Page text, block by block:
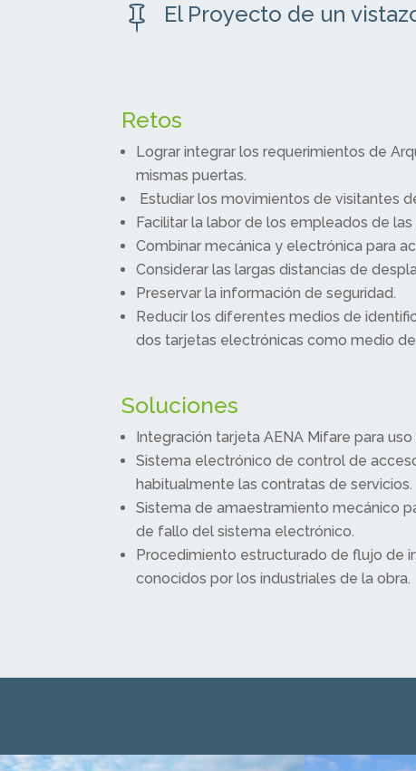
 El Proyecto de un
Retos
Lograr integrar los requerimientos de
mismas puertas.
Estudiar los movimientos de visitantes
Facilitar la labor de los empleados de
Combinar mecánica y electrónica para
Considerar las largas distancias de
Preservar la información de seguridad.
Reducir los diferentes medios de
dos tarjetas electrónicas como medio
Soluciones
Integración tarjeta AENA Mifare para
Sistema electrónico de control de
habitualmente las contratas de servicios.
Sistema de amaestramiento mecánico
de fallo del sistema electrónico.
Procedimiento estructurado de flujo de
conocidos por los industriales de la obra.